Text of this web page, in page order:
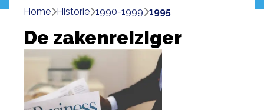
Home historie 1990-1999 1995
De zakenreiziger